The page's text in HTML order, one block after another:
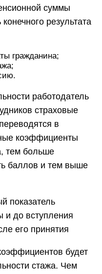
суммы
результата
гражданина;
работодатель
страховые
в
коэффициенты
тем больше
баллов и тем выше
показатель
и до вступления
его принятия
будет
стажа. Чем